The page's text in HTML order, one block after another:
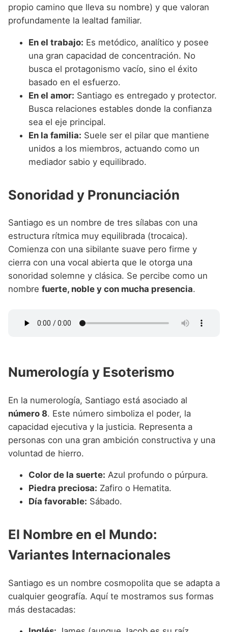
propio camino que lleva su nombre) y que valoran
profundamente la lealtad familiar.
En el trabajo: Es metódico, analítico y posee
una gran capacidad de concentración. No
busca el protagonismo vacío, sino el éxito
basado en el esfuerzo.
En el amor: Santiago es entregado y protector.
Busca relaciones estables donde la confianza
sea el eje principal.
En la familia: Suele ser el pilar que mantiene
unidos a los miembros, actuando como un
mediador sabio y equilibrado.
Sonoridad y Pronunciación
Santiago es un nombre de tres sílabas con una
estructura rítmica muy equilibrada (trocaica).
Comienza con una sibilante suave pero firme y
cierra con una vocal abierta que le otorga una
sonoridad solemne y clásica. Se percibe como un
nombre fuerte, noble y con mucha presencia.
Numerología y Esoterismo
En la numerología, Santiago está asociado al
número 8. Este número simboliza el poder, la
capacidad ejecutiva y la justicia. Representa a
personas con una gran ambición constructiva y una
voluntad de hierro.
Color de la suerte: Azul profundo o púrpura.
Piedra preciosa: Zafiro o Hematita.
Día favorable: Sábado.
El Nombre en el Mundo:
Variantes Internacionales
Santiago es un nombre cosmopolita que se adapta a
cualquier geografía. Aquí te mostramos sus formas
más destacadas: